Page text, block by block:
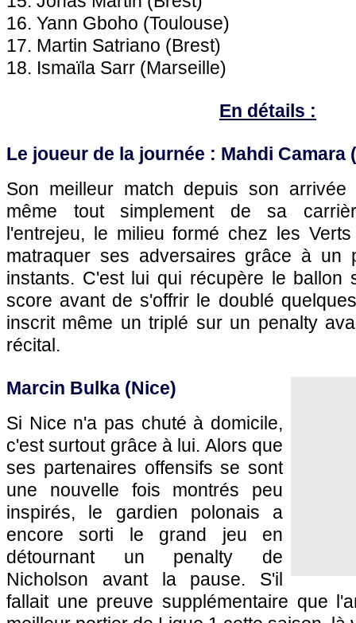
16. Yann Gboho (Toulouse)
17. Martin Satriano (Brest)
18. Ismaïla Sarr (Marseille)
En détails :
Le joueur de la journée : Mahdi Camara
Son meilleur match depuis son
même tout simplement de sa
l'entrejeu, le milieu formé chez les
matraquer ses adversaires grâce à un
instants. C'est lui qui récupère le ballon
score avant de s'offrir le doublé
inscrit même un triplé sur un penalty
récital.
Marcin Bulka (Nice)
Si Nice n'a pas chuté à domicile,
c'est surtout grâce à lui. Alors que
ses partenaires offensifs se sont
une nouvelle fois montrés peu
inspirés, le gardien polonais a
encore sorti le grand jeu en
détournant un penalty de
Nicholson avant la pause. S'il
fallait une preuve supplémentaire que